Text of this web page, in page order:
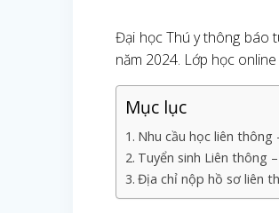
Đại học Thú y thông báo
năm 2024. Lớp học
Mục lục
Nhu cầu học liên
Tuyển sinh Liên thông
Địa chỉ nộp hồ sơ liên